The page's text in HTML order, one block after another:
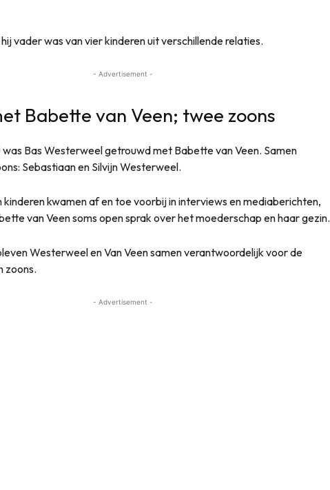
vader was van vier kinderen uit verschillende relaties.
- Advertisement -
Babette van Veen; twee zoons
was Bas Westerweel getrouwd met Babette van Veen. Samen
Sebastiaan en Silvijn Westerweel.
kinderen kwamen af en toe voorbij in interviews en mediaberichten,
van Veen soms open sprak over het moederschap en haar gezin.
Westerweel en Van Veen samen verantwoordelijk voor de
zoons.
- Advertisement -